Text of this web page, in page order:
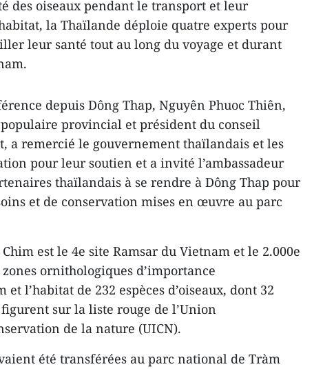
des oiseaux pendant le transport et leur
la Thaïlande déploie quatre experts pour
leur santé tout au long du voyage et durant
depuis Dông Thap, Nguyên Phuoc Thiên,
provincial et président du conseil
a remercié le gouvernement thaïlandais et les
pour leur soutien et a invité l’ambassadeur
thaïlandais à se rendre à Dông Thap pour
et de conservation mises en œuvre au parc
est le 4e site Ramsar du Vietnam et le 2.000e
zones ornithologiques d’importance
l’habitat de 232 espèces d’oiseaux, dont 32
figurent sur la liste rouge de l’Union
de la nature (UICN).
été transférées au parc national de Tràm